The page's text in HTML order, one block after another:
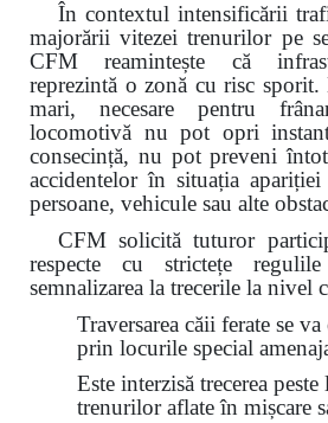
În contextul intensificării
majorării vitezei trenurilor pe
CFM reamintește că
reprezintă o zonă cu risc sporit.
mari, necesare pentru
locomotivă nu pot opri
consecință, nu pot preveni
accidentelor în situația apariției
persoane, vehicule sau alte
CFM solicită tuturor
respecte cu strictețe
semnalizarea la trecerile la nivel
Traversarea căii ferate se
prin locurile special
Este interzisă trecerea
trenurilor aflate în mișcare